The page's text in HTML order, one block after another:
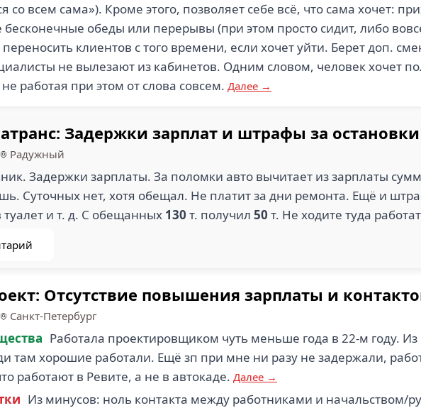
со всем сама»). Кроме этого, позволяет себе всё, что сама хочет:
бесконечные обеды или перерывы (при этом просто сидит, либо
клиентов с того времени, если хочет уйти. Берет доп.
не вылезают из кабинетов. Одним словом, человек хочет
работая при этом от слова совсем. Далее →
Задержки зарплат и штрафы за остановки
Радужный
Задержки зарплаты. За поломки авто вычитает из зарплаты
Суточных нет, хотя обещал. Не платит за дни ремонта. Ещё и
туалет и т. д. С обещанных 130 т. получил 50 т. Не ходите туда
Отсутствие повышения зарплаты и
Санкт-Петербург
Работала проектировщиком чуть меньше года в 22-м году.
там хорошие работали. Ещё зп при мне ни разу не задержали,
работают в Ревите, а не в автокаде. Далее →
Из минусов: ноль контакта между работниками и начальством/